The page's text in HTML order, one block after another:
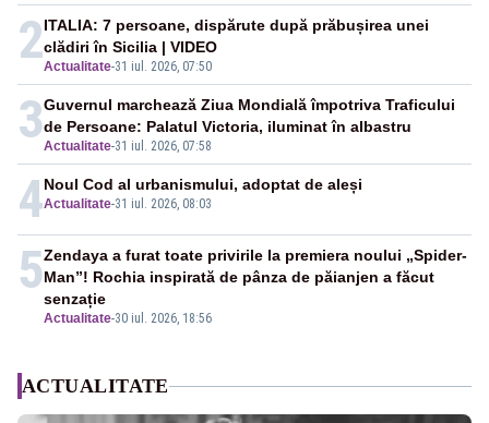
2Actualitate-31 iul. 2026, 07:50
ITALIA: 7 persoane, dispărute după prăbușirea unei
clădiri în Sicilia | VIDEO
3Actualitate-31 iul. 2026, 07:58
Guvernul marchează Ziua Mondială împotriva Traficului
de Persoane: Palatul Victoria, iluminat în albastru
4Actualitate-31 iul. 2026, 08:03
Noul Cod al urbanismului, adoptat de aleși
5
Actualitate-30 iul. 2026, 18:56
Zendaya a furat toate privirile la premiera noului „Spider-
Man”! Rochia inspirată de pânza de păianjen a făcut
senzație
ACTUALITATE